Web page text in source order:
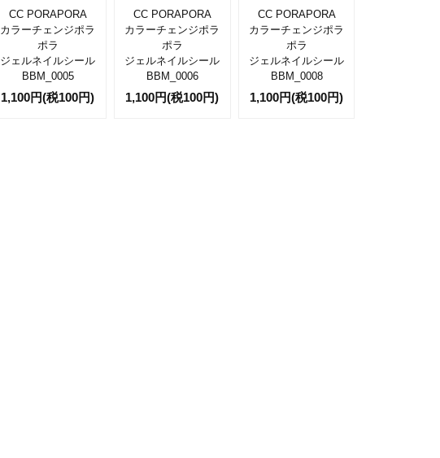
CC PORAPORA
カラーチェンジポラ
ポラ
ジェルネイルシール
BBM_0005
1,100円(税100円)
CC PORAPORA
カラーチェンジポラ
ポラ
ジェルネイルシール
BBM_0006
1,100円(税100円)
CC PORAPORA
カラーチェンジポラ
ポラ
ジェルネイルシール
BBM_0008
1,100円(税100円)